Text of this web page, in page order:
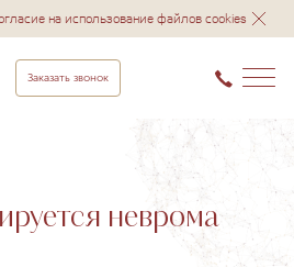
на использование файлов cookies
Заказать звонок
неврома